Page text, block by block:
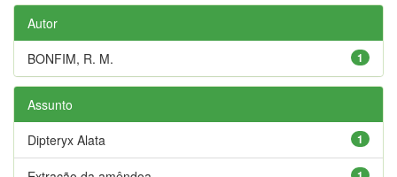
Autor
1
BONFIM, R. M.
Assunto
1
Dipteryx Alata